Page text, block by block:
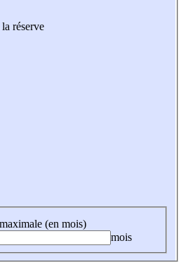
réserve
(en mois)
mois